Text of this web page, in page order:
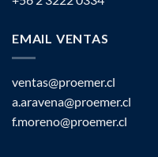
EMAIL VENTAS
ventas@proemer.cl
a.aravena@proemer.cl
f.moreno@proemer.cl